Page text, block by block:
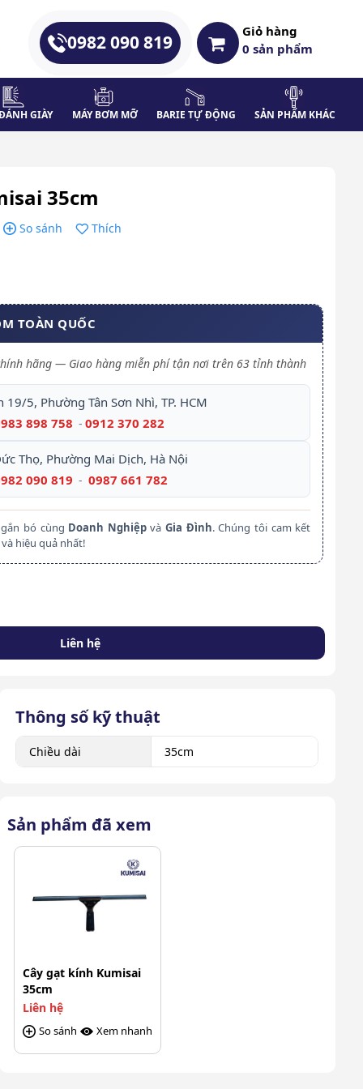
0982 090 819
Giỏ hàng
0sản phẩm
GIÀY MÁY BƠM MỠ BARIE TỰ ĐỘNG SẢN PHẨM KHÁC
35cm
So sánh
Thích
TOÀN QUỐC
hãng — Giao hàng miễn phí tận nơi trên 63 tỉnh thành
19/5, Phường Tân Sơn Nhì, TP. HCM
898 758 - 0912 370 282
Thọ, Phường Mai Dịch, Hà Nội
090 819 - 0987 661 782
bó cùng Doanh NghiệpvàGia Đình. Chúng tôi cam kết
hiệu quả nhất!
Liên hệ
Thông số kỹ thuật
Chiều dài 35cm
Sản phẩm đã xem
Cây gạt kính Kumisai
35cm
Liên hệ
So sánh Xem nhanh